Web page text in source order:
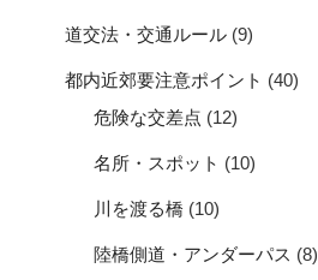
道交法・交通ルール (9)
都内近郊要注意ポイント (40)
危険な交差点 (12)
名所・スポット (10)
川を渡る橋 (10)
陸橋側道・アンダーパス (8)